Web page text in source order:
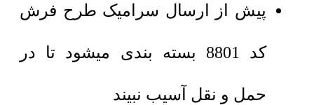
پیش از ارسال سرامیک طرح فرش
کد 8801 بسته بندی میشود تا در
حمل و نقل آسیب نبیند